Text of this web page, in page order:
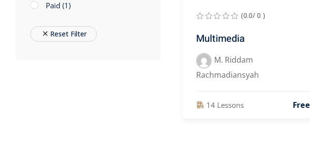
Paid (1)
Reset Filter
(0.0/ 0 )
Multimedia
M. Riddam
Rachmadiansyah
14 Lessons Free